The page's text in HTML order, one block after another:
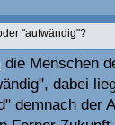
"aufwändig"?
die Menschen
dabei
demnach der